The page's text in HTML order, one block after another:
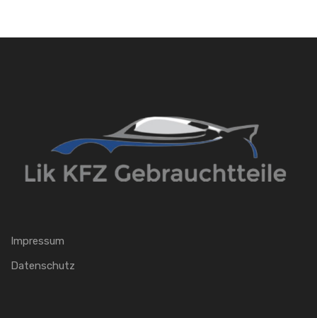
Impressum
Datenschutz